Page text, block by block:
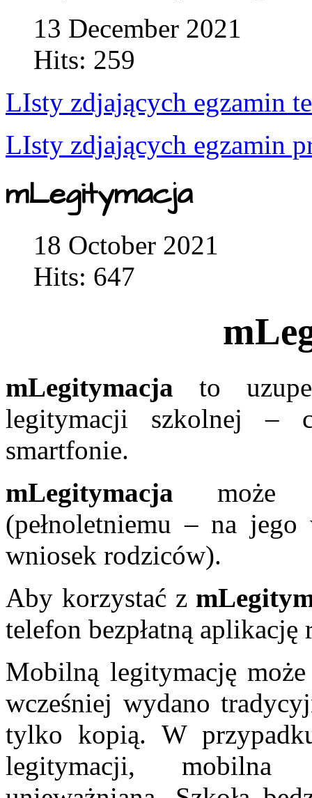
13 December 2021
Hits: 259
LIsty zdjających egzamin
LIsty zdjających egzamin
mLegitymacja
18 October 2021
Hits: 647
mLegitymacja to
legitymacji szkolnej –
smartfonie.
mLegitymacja może
(pełnoletniemu – na jego
wniosek rodziców).
Aby korzystać z
telefon bezpłatną
Mobilną legitymację
wcześniej wydano
tylko kopią. W
legitymacji, mobilna